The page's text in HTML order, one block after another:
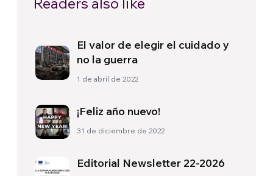
El valor de elegir el cuidado y
no la guerra
1 de abril de 2022
¡Feliz año nuevo!
31 de diciembre de 2022
Editorial Newsletter 22-2026